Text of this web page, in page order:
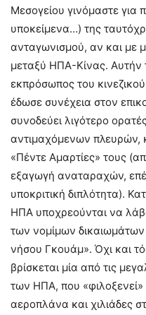
Μεσογείου γινόμαστε
υποκείμενα…) της
ανταγωνισμού, αν και με
μεταξύ ΗΠΑ-Κίνας. Αυτήν
εκπρόσωπος του
έδωσε συνέχεια στον
συνοδεύει λιγότερο
αντιμαχόμενων πλευρών,
«Πέντε Αμαρτίες» τους
εξαγωγή αναταραχών,
υποκριτική διπλότητα).
ΗΠΑ υποχρεούνται να
των νομίμων
νήσου Γκουάμ». Όχι και
βρίσκεται μία από τις
των ΗΠΑ, που
αεροπλάνα και χιλιάδες